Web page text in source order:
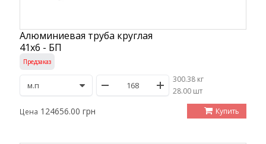
Алюминиевая труба круглая
41х6 - БП
Предзаказ
300.38 кг
/28.00 шт
Цена 124656.00 грн Купить